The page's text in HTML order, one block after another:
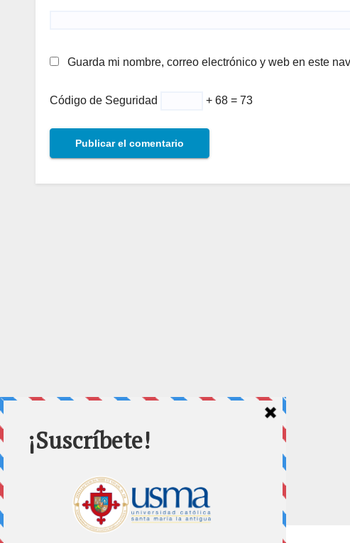
Guarda mi nombre, correo electrónico y web en este
Código de Seguridad + 68 = 73